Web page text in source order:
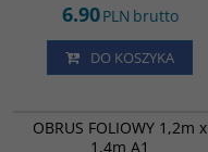
6.90PLN brutto
DO KOSZYKA
OBRUS FOLIOWY 1,2m x
1,4m A1